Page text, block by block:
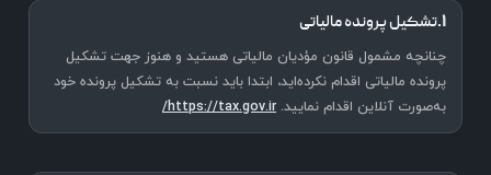
۱. تشکیل پرونده مالیاتی
چنانچه مشمول قانون مؤدیان مالیاتی هستید و هنوز جهت تشکیل
پرونده مالیاتی اقدام نکرده‌اید، ابتدا باید نسبت به تشکیل پرونده خود
به‌صورت آنلاین اقدام نمایید.https://tax.gov.ir/